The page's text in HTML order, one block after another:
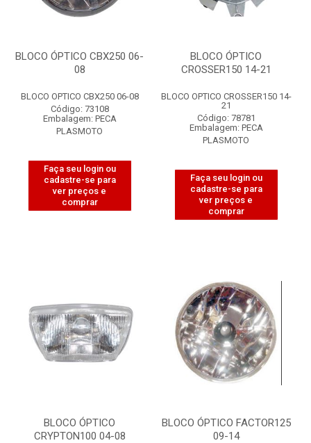
BLOCO ÓPTICO CBX250 06-
08
BLOCO OPTICO CBX250 06-08
Código: 73108
Embalagem: PECA
PLASMOTO
Faça seu login ou
cadastre-se para
ver preços e
comprar
BLOCO ÓPTICO
CROSSER150 14-21
BLOCO OPTICO CROSSER150 14-
21
Código: 78781
Embalagem: PECA
PLASMOTO
Faça seu login ou
cadastre-se para
ver preços e
comprar
BLOCO ÓPTICO
CRYPTON100 04-08
BLOCO ÓPTICO FACTOR125
09-14